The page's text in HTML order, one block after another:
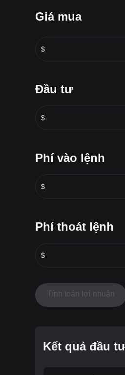
Giá mua
$
Đầu tư
$
Phí vào lệnh
$
Phí thoát lệnh
$
Tính toán lợi nhuận
Kết quả đầu